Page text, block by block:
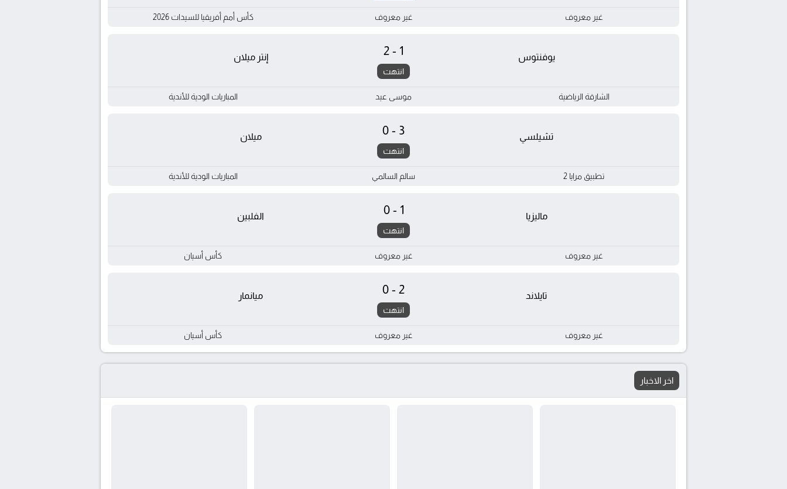
غير معروف غير معروف كأس أمم أفريقيا للسيدات 2026
يوفنتوس 2-1
انتهت
إنتر ميلان
الشارقة الرياضية موسى عيد المباريات الودية للأندية
تشيلسي 0-3
انتهت
ميلان
تطبيق مرايا 2 سالم السالمي المباريات الودية للأندية
ماليزيا 0-1
انتهت
الفلبين
غير معروف غير معروف كأس أسيان
تايلاند 0-2
انتهت
ميانمار
غير معروف غير معروف كأس أسيان
اخر الاخبار